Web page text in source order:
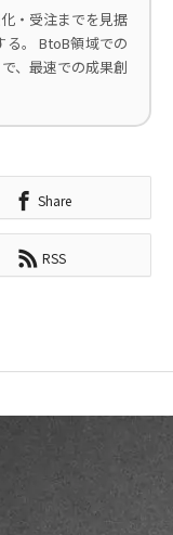
・受注までを見据
る。 BtoB領域での
、最速での成果創
Share
RSS